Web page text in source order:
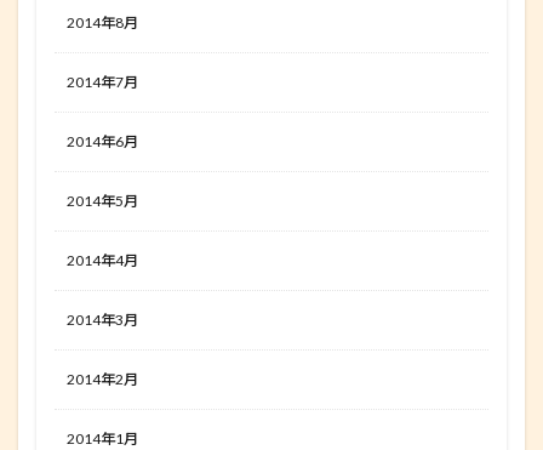
2014年8月
2014年7月
2014年6月
2014年5月
2014年4月
2014年3月
2014年2月
2014年1月